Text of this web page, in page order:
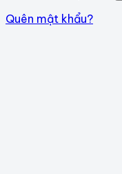
Quên mật khẩu?